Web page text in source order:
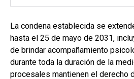
La condena establecida se
hasta el 25 de mayo de 2031,
de brindar acompañamiento
durante toda la duración de la
procesales mantienen el derecho